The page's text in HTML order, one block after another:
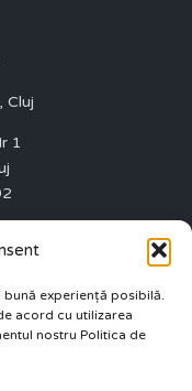
experiență posibilă.
acord cu utilizarea
nostru Politica de
Cluj
1